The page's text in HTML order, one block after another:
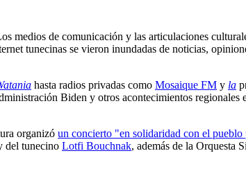
medios de comunicación y las articulaciones
tunecinas se vieron inundadas de noticias,
hasta radios privadas como Mosaique FM y la
Biden y otros acontecimientos regionales
organizó un concierto "en solidaridad con el pueblo
del tunecino Lotfi Bouchnak, además de la Orquesta